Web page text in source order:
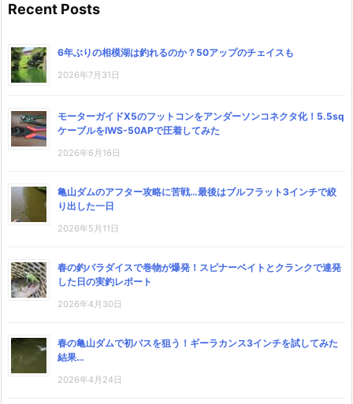
Recent Posts
6年ぶりの相模湖は釣れるのか？50アップのチェイスも
2026年7月31日
モーターガイドX5のフットコンをアンダーソンコネクタ化！5.5sq
ケーブルをIWS-50APで圧着してみた
2026年6月16日
亀山ダムのアフター攻略に苦戦…最後はブルフラット3インチで絞
り出した一日
2026年5月11日
春の釣パラダイスで巻物が爆発！スピナーベイトとクランクで連発
した日の実釣レポート
2026年4月30日
春の亀山ダムで初バスを狙う！ギーラカンス3インチを試してみた
結果…
2026年4月24日